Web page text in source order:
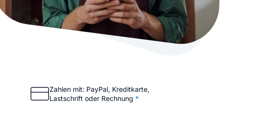
Domain
Unser Website-Service erstellt Ihre Website Mehr Kunden über Instagram &
Online Complete
Zahlen mit: PayPal, Kreditkarte,
Lastschrift oder Rechnung *